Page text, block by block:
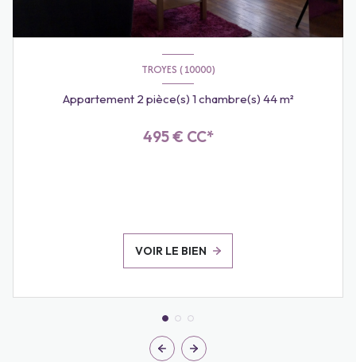
TROYES (10000)
Appartement 2 pièce(s) 1 chambre(s) 44 m²
495 € CC*
VOIR LE BIEN